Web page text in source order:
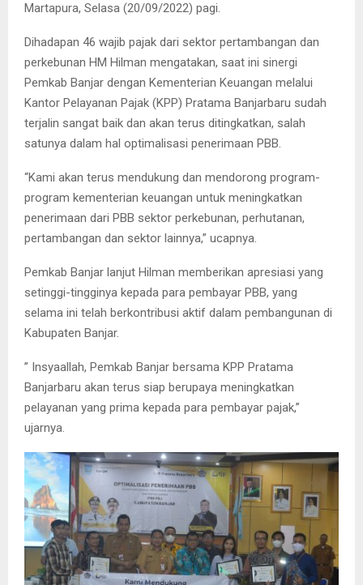
Martapura, Selasa (20/09/2022) pagi.
Dihadapan 46 wajib pajak dari sektor pertambangan dan
perkebunan HM Hilman mengatakan, saat ini sinergi
Pemkab Banjar dengan Kementerian Keuangan melalui
Kantor Pelayanan Pajak (KPP) Pratama Banjarbaru sudah
terjalin sangat baik dan akan terus ditingkatkan, salah
satunya dalam hal optimalisasi penerimaan PBB.
“Kami akan terus mendukung dan mendorong program-
program kementerian keuangan untuk meningkatkan
penerimaan dari PBB sektor perkebunan, perhutanan,
pertambangan dan sektor lainnya,” ucapnya.
Pemkab Banjar lanjut Hilman memberikan apresiasi yang
setinggi-tingginya kepada para pembayar PBB, yang
selama ini telah berkontribusi aktif dalam pembangunan di
Kabupaten Banjar.
” Insyaallah, Pemkab Banjar bersama KPP Pratama
Banjarbaru akan terus siap berupaya meningkatkan
pelayanan yang prima kepada para pembayar pajak,”
ujarnya.